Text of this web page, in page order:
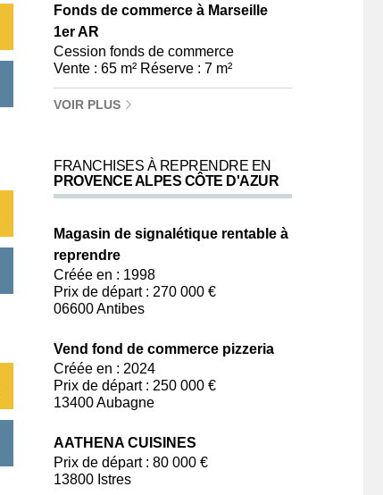
Fonds de commerce à Marseille
1er AR
Cession fonds de commerce
Vente : 65 m² Réserve : 7 m²
VOIR PLUS
FRANCHISES À REPRENDRE EN
PROVENCE ALPES CÔTE D'AZUR
Magasin de signalétique rentable à
reprendre
Créée en : 1998
Prix de départ : 270 000 €
06600 Antibes
Vend fond de commerce pizzeria
Créée en : 2024
Prix de départ : 250 000 €
13400 Aubagne
AATHENA CUISINES
Prix de départ : 80 000 €
13800 Istres